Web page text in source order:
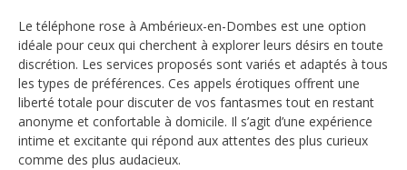
Le téléphone rose à Ambérieux-en-Dombes est une option
idéale pour ceux qui cherchent à explorer leurs désirs en toute
discrétion. Les services proposés sont variés et adaptés à tous
les types de préférences. Ces appels érotiques offrent une
liberté totale pour discuter de vos fantasmes tout en restant
anonyme et confortable à domicile. Il s’agit d’une expérience
intime et excitante qui répond aux attentes des plus curieux
comme des plus audacieux.